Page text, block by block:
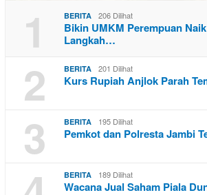
1 BERITA 206 Dilihat
Bikin UMKM Perempuan
Langkah…
2 BERITA 201 Dilihat
Kurs Rupiah Anjlok Parah
3 BERITA 195 Dilihat
Pemkot dan Polresta Jambi
BERITA 189 Dilihat
Wacana Jual Saham Piala